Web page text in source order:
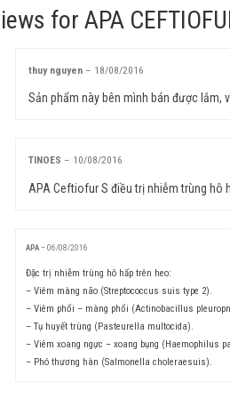
for APA
thuy nguyen – 18/08/2016
Sản phẩm này bên mình bán được lắm,
TINOES – 10/08/2016
APA Ceftiofur S điều trị nhiễm trùng hô
APA – 06/08/2016
Đặc trị nhiễm trùng hô hấp trên heo:
– Viêm màng não (Streptococcus suis type 2).
– Viêm phổi – màng phổi (Actinobacillus
– Tụ huyết trùng (Pasteurella multocida).
– Viêm xoang ngực – xoang bụng (Haemophilus
– Phó thương hàn (Salmonella choleraesuis).